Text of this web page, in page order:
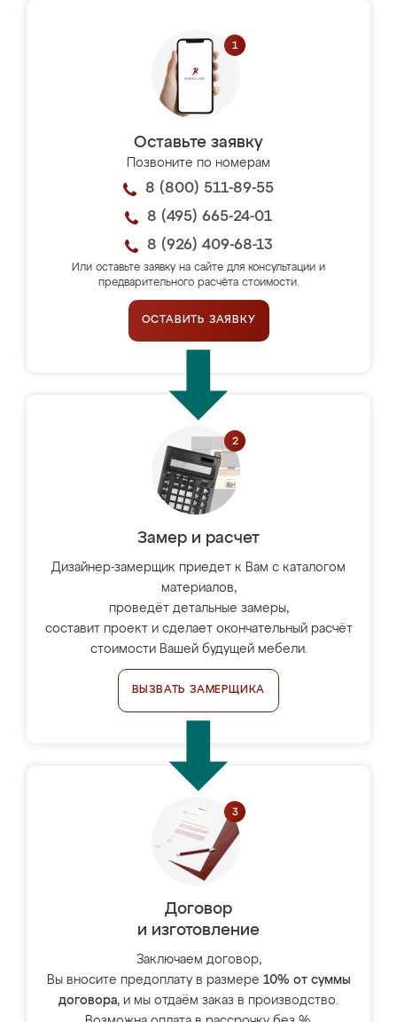
Оставьте заявку
Позвоните по номерам
8 (800) 511-89-55
8 (495) 665-24-01
8 (926) 409-68-13
Или оставьте заявку на сайте для консультации и
предварительного расчёта стоимости.
ОСТАВИТЬ ЗАЯВКУ
Замер и расчет
Дизайнер-замерщик приедет к Вам с каталогом
материалов,
проведёт детальные замеры,
составит проект и сделает окончательный расчёт
стоимости Вашей будущей мебели.
ВЫЗВАТЬ ЗАМЕРЩИКА
Договор
и изготовление
Заключаем договор,
Вы вносите предоплату в размере 10% от суммы
договора, и мы отдаём заказ в производство.